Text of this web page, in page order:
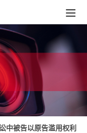
中被告以原告滥用权利